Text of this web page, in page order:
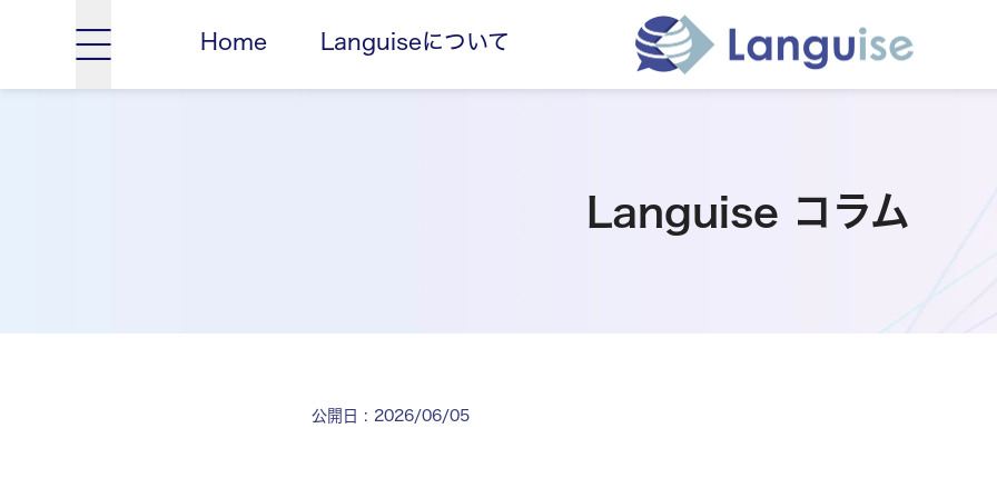
Home Languiseについて
Languise コラム
公開日 : 2026/06/05